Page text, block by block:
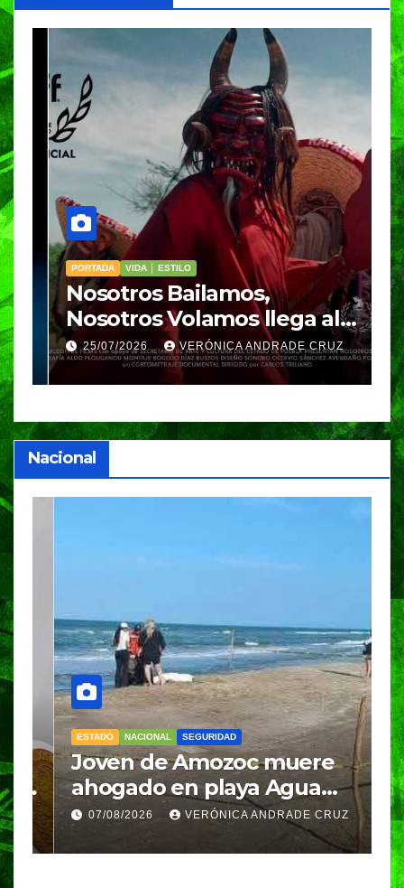
PORTADA VIDA │ ESTILO
Nosotros Bailamos,
Nosotros Volamos llega al
GIFF
25/07/2026 VERÓNICA ANDRADE CRUZ
Nacional
ESTADO NACIONAL SEGURIDAD
Joven de Amozoc muere
ahogado en playa Agua
Azul, en Cazones, Veracruz
07/08/2026 VERÓNICA ANDRADE CRUZ